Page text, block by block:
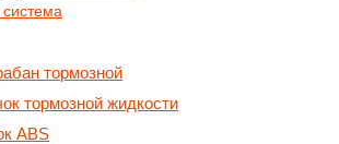
тормозной
тормозной жидкости
ABS